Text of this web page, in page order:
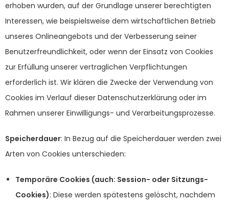
erhoben wurden, auf der Grundlage unserer berechtigten
Interessen, wie beispielsweise dem wirtschaftlichen Betrieb
unseres Onlineangebots und der Verbesserung seiner
Benutzerfreundlichkeit, oder wenn der Einsatz von Cookies
zur Erfüllung unserer vertraglichen Verpflichtungen
erforderlich ist. Wir klären die Zwecke der Verwendung von
Cookies im Verlauf dieser Datenschutzerklärung oder im
Rahmen unserer Einwilligungs- und Verarbeitungsprozesse.
Speicherdauer: In Bezug auf die Speicherdauer werden zwei
Arten von Cookies unterschieden:
Temporäre Cookies (auch: Session- oder Sitzungs-
Cookies): Diese werden spätestens gelöscht, nachdem